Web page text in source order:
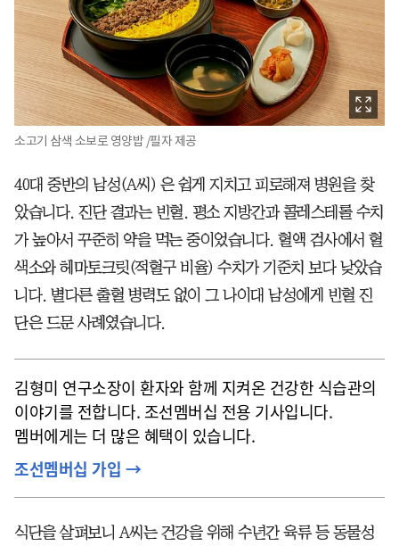
소고기 삼색 소보로 영양밥 /필자 제공
40대 중반의 남성(A씨) 은 쉽게 지치고 피로해져 병원을 찾
았습니다. 진단 결과는 빈혈. 평소 지방간과 콜레스테롤 수치
가 높아서 꾸준히 약을 먹는 중이었습니다. 혈액 검사에서 혈
색소와 헤마토크릿(적혈구 비율) 수치가 기준치 보다 낮았습
니다. 별다른 출혈 병력도 없이 그 나이대 남성에게 빈혈 진
단은 드문 사례였습니다.
김형미 연구소장이 환자와 함께 지켜온 건강한 식습관의
이야기를 전합니다. 조선멤버십 전용 기사입니다.
멤버에게는 더 많은 혜택이 있습니다.
조선멤버십 가입 →
식단을 살펴보니 A씨는 건강을 위해 수년간 육류 등 동물성